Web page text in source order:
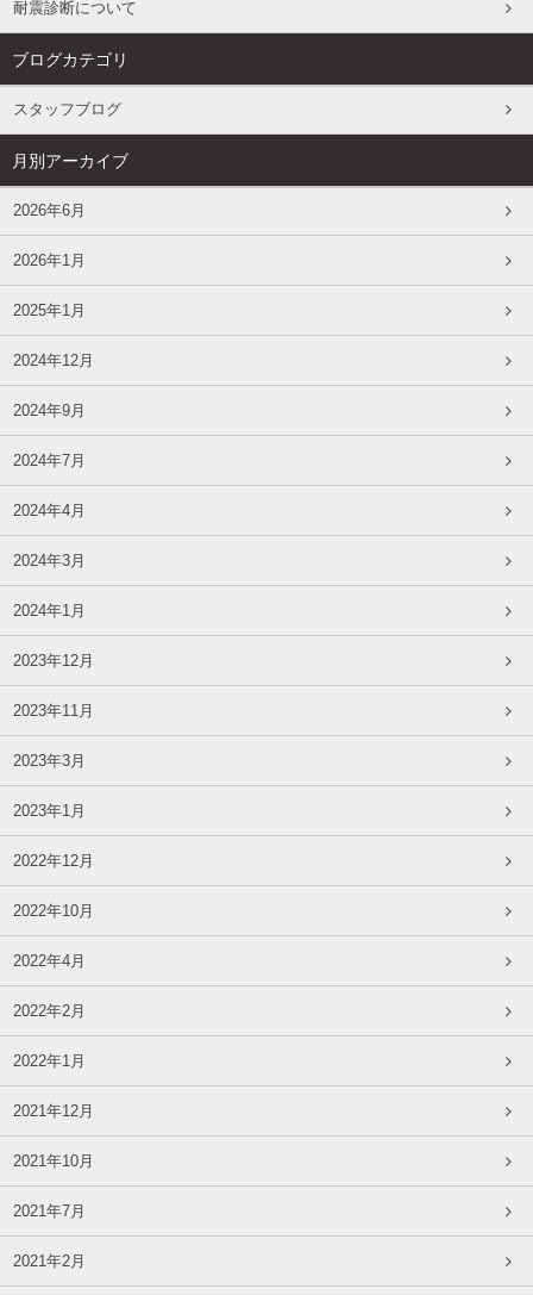
耐震診断について
ブログカテゴリ
スタッフブログ
月別アーカイブ
2026年6月
2026年1月
2025年1月
2024年12月
2024年9月
2024年7月
2024年4月
2024年3月
2024年1月
2023年12月
2023年11月
2023年3月
2023年1月
2022年12月
2022年10月
2022年4月
2022年2月
2022年1月
2021年12月
2021年10月
2021年7月
2021年2月